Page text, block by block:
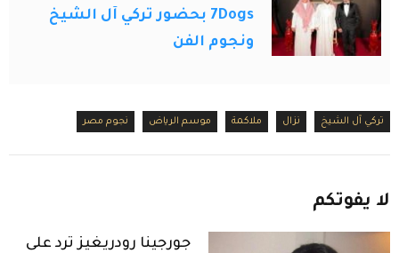
7Dogs بحضور تركي آل الشيخ
ونجوم الفن
تركي آل الشيخ نزال ملاكمة موسم الرياض نجوم مصر
لا يفوتكم
جورجينا رودريغيز ترد على